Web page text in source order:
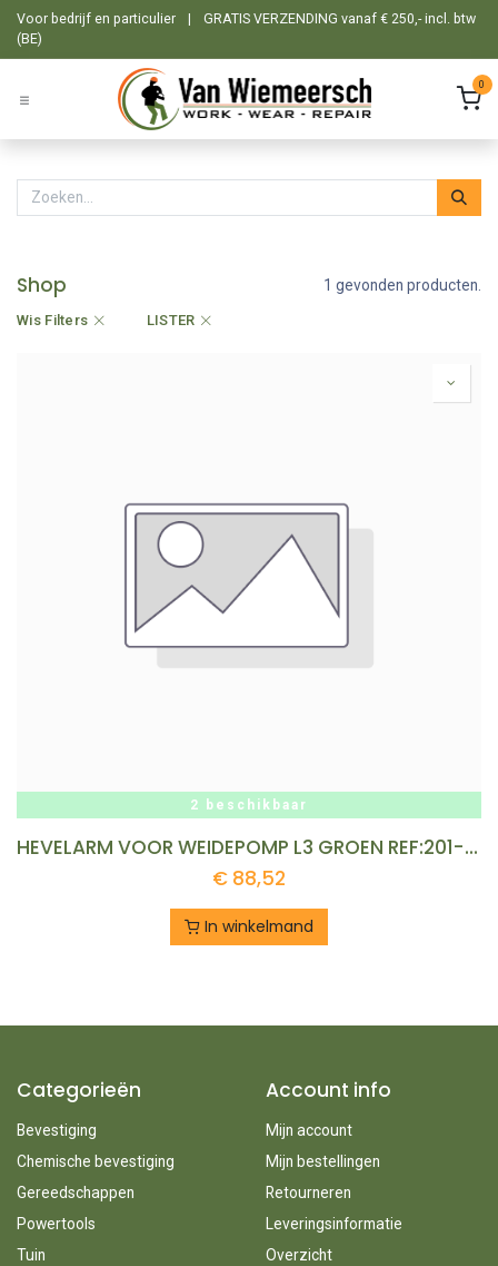
Overslaan naar inhoud
Voor bedrijf en particulier |
GRATIS VERZENDING vanaf € 250,- incl. btw
(BE)
0
Shop 1 gevonden producten.
Wis Filters LISTER
2 beschikbaar
HEVELARM VOOR WEIDEPOMP L3 GROEN REF:201-3 LISTER
€ 88,52
In winkelmand
Categorieën
Bevestiging
Chemische bevestiging
Gereedschappen
Powertools
Tuin
Account info
Mijn account
Mijn bestellingen
Retourneren
Leveringsinformatie
Overzicht